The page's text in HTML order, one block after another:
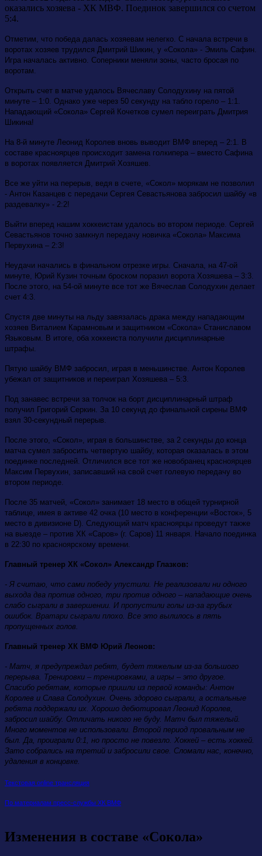
оказались хозяева - ХК МВФ. Поединок завершился со счетом
5:4.
Отметим, что победа далась хозяевам нелегко. С начала встречи в
воротах хозяев трудился Дмитрий Шикин, у «Сокола» - Эмиль Сафин.
Игра началась активно. Соперники меняли зоны, часто бросая по
воротам.
Открыть счет в матче удалось Вячеславу Солодухину на пятой
минуте – 1:0. Однако уже через 50 секунду на табло горело – 1:1.
Нападающий «Сокола» Сергей Кочетков сумел переиграть Дмитрия
Шикина!
На 8-й минуте Леонид Королев вновь выводит ВМФ вперед – 2:1. В
составе красноярцев происходит замена голкипера – вместо Сафина
в воротах появляется Дмитрий Хозяшев.
Все же уйти на перерыв, ведя в счете, «Сокол» морякам не позволил
- Антон Казанцев с передачи Сергея Севастьянова забросил шайбу «в
раздевалку» - 2:2!
Выйти вперед нашим хоккеистам удалось во втором периоде. Сергей
Севастьянов точно замкнул передачу новичка «Сокола» Максима
Первухина – 2:3!
Неудачи начались в финальном отрезке игры. Сначала, на 47-ой
минуте, Юрий Кузин точным броском поразил ворота Хозяшева – 3:3.
После этого, на 54-ой минуте все тот же Вячеслав Солодухин делает
счет 4:3.
Спустя две минуты на льду завязалась драка между нападающим
хозяев Виталием Карамновым и защитником «Сокола» Станиславом
Языковым. В итоге, оба хоккеиста получили дисциплинарные
штрафы.
Пятую шайбу ВМФ забросил, играя в меньшинстве. Антон Королев
убежал от защитников и переиграл Хозяшева – 5:3.
Под занавес встречи за толчок на борт дисциплинарный штраф
получил Григорий Серкин. За 10 секунд до финальной сирены ВМФ
взял 30-секундный перерыв.
После этого, «Сокол», играя в большинстве, за 2 секунды до конца
матча сумел забросить четвертую шайбу, которая оказалась в этом
поединке последней. Отличился все тот же новобранец красноярцев
Максим Первухин, записавший на свой счет голевую передачу во
втором периоде.
После 35 матчей, «Сокол» занимает 18 место в общей турнирной
таблице, имея в активе 42 очка (10 место в конференции «Восток», 5
место в дивизионе D). Следующий матч красноярцы проведут также
на выезде – против ХК «Саров» (г. Саров) 11 января. Начало поединка
в 22:30 по красноярскому времени.
Главный тренер ХК «Сокол» Александр Глазков:
- Я считаю, что сами победу упустили. Не реализовали ни одного
выхода два против одного, три против одного – нападающие очень
слабо сыграли в завершении. И пропустили голы из-за грубых
ошибок. Вратари сыграли плохо. Все это вылилось в пять
пропущенных голов.
Главный тренер ХК ВМФ Юрий Леонов:
- Матч, я предупреждал ребят, будет тяжелым из-за большого
перерыва. Тренировки – тренировками, а игры – это другое.
Спасибо ребятам, которые пришли из первой команды: Антон
Королев и Слава Солодухин. Очень здорово сыграли, а остальные
ребята поддержали их. Хорошо дебютировал Леонид Королев,
забросил шайбу. Отличать никого не буду. Матч был тяжелый.
Много моментов не использовали. Второй период провальным не
был. Да, проиграли 0:1, но просто не повезло. Хоккей – есть хоккей.
Зато собрались на третий и забросили свое. Сломали нас, конечно,
удаления в концовке.
Текстовая online трансляция
По материалам пресс-службы ХК ВМФ
Изменения в составе «Сокола»